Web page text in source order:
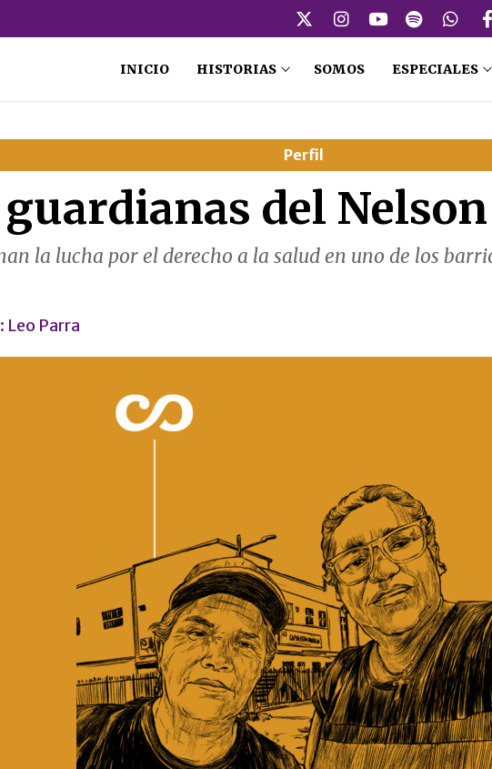
INICIO HISTORIAS SOMOS ESPECIALES
Perfil
guardianas del
la lucha por el derecho a la salud en uno de los
Leo Parra